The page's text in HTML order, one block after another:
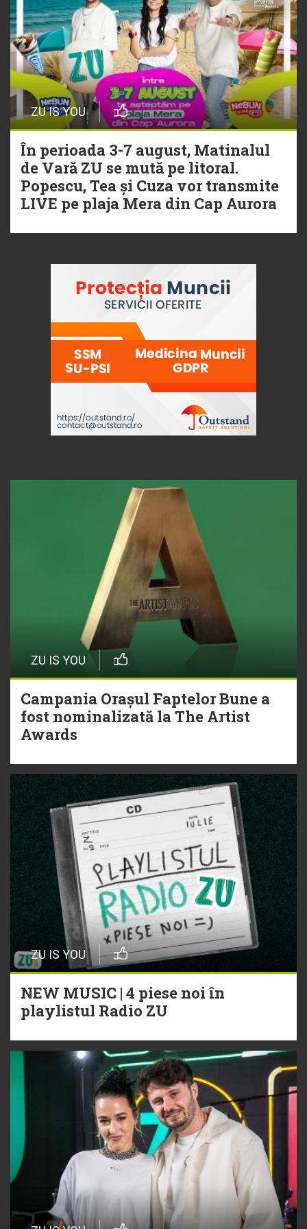
ZU IS YOU
În perioada 3-7 august, Matinalul
de Vară ZU se mută pe litoral.
Popescu, Tea și Cuza vor transmite
LIVE pe plaja Mera din Cap Aurora
ZU IS YOU
Campania Orașul Faptelor Bune a
fost nominalizată la The Artist
Awards
ZU IS YOU
NEW MUSIC | 4 piese noi în
playlistul Radio ZU